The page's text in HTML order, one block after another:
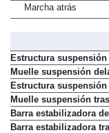
Marcha atrás
Estructura suspensión
Muelle suspensión
Estructura suspensión
Muelle suspensión
Barra estabilizadora
Barra estabilizadora